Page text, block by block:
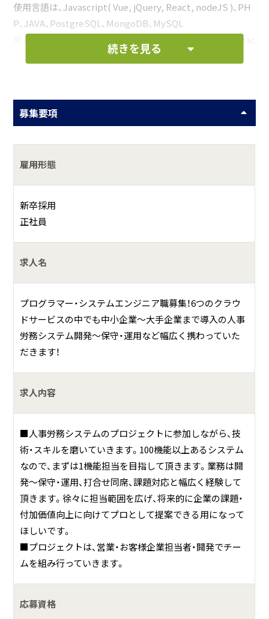
使用言語は、Javascript( Vue, jQuery, React, nodeJS )、PH
P、JAVA、PostgreSQL、MongoDB、MySQL
※入社後、学んでいける言語： Javascript( Vue, jQuery, Reac
t, nodeJS )、PHP、PostgreSQLなどなど、、、。Python、C++、
お仕事の一例として、以下のような業務を想定し
人事労務システムの打合せ同席、要望のまとめやスケ
何をしている会社？
す会社です。
具体的には？
「課題解決と付加価値向上する」サービス提供をしています。
「ジリツ」型社員を正社員として採用。社員としての3つの本
質を大事に、お客様へ常に最新の技術で課題解決と継続的な
発展を目指してきました。
ジャンガ・テックでは、「クラスター経営」の実現を目指して
います。
そのため各業務で、「１．素早く変革し続ける能力を身に着
ける２．システムだけではなく企業文化（固定観念）を変革
する３．お客様の表面の問題だけではなく付加価値創造 を
支援する 最終の目的は社員から企業までもっと良い社会
続きを見る
募集要項
雇用形態
新卒採用
正社員
求人名
プログラマー・システムエンジニア職募集！6つのクラウ
ドサービスの中でも中小企業～大手企業まで導入の人事
労務システム開発～保守・運用など幅広く携わっていた
だきます！
求人内容
■人事労務システムのプロジェクトに参加しながら、技
術・スキルを磨いていきます。100機能以上あるシステム
なので、まずは1機能担当を目指して頂きます。業務は開
発～保守・運用、打合せ同席、課題対応と幅広く経験して
頂きます。徐々に担当範囲を広げ、将来的に企業の課題・
付加価値向上に向けてプロとして提案できる用になって
ほしいです。
■プロジェクトは、営業・お客様企業担当者・開発でチー
ムを組み行っていきます。
応募資格